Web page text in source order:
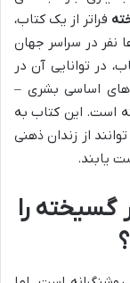
فراتر از یک کتاب،
نفر در سراسر جهان
در توانایی آن در
های اساسی بشری –
است. این کتاب به
از زندان ذهنی
یابند.
گسیخته را